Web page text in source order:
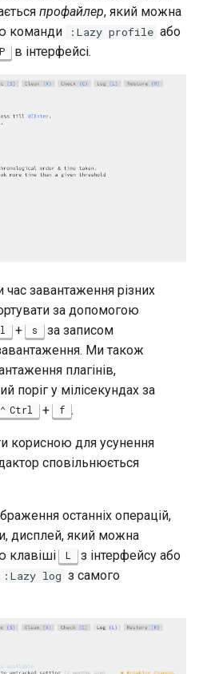
профайлер, який можна
команди
:Lazy profile або
P в інтерфейсі.
завантаження різних
за допомогою
+ s за записом
Ми також
плагінів,
поріг у мілісекундах за
Ctrl + f .
корисною для усунення
сповільнюється
останніх операцій,
дисплей, який можна
клавіші
L
з інтерфейсу або
:Lazy log з самого